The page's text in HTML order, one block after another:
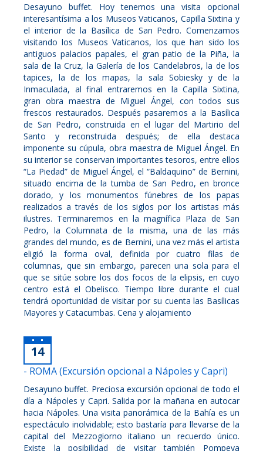
Desayuno buffet. Hoy tenemos una visita opcional
interesantísima a los Museos Vaticanos, Capilla Sixtina y
el interior de la Basílica de San Pedro. Comenzamos
visitando los Museos Vaticanos, los que han sido los
antiguos palacios papales, el gran patio de la Piña, la
sala de la Cruz, la Galería de los Candelabros, la de los
tapices, la de los mapas, la sala Sobiesky y de la
Inmaculada, al final entraremos en la Capilla Sixtina,
gran obra maestra de Miguel Ángel, con todos sus
frescos restaurados. Después pasaremos a la Basílica
de San Pedro, construida en el lugar del Martirio del
Santo y reconstruida después; de ella destaca
imponente su cúpula, obra maestra de Miguel Ángel. En
su interior se conservan importantes tesoros, entre ellos
“La Piedad” de Miguel Ángel, el “Baldaquino” de Bernini,
situado encima de la tumba de San Pedro, en bronce
dorado, y los monumentos fúnebres de los papas
realizados a través de los siglos por los artistas más
ilustres. Terminaremos en la magnífica Plaza de San
Pedro, la Columnata de la misma, una de las más
grandes del mundo, es de Bernini, una vez más el artista
eligió la forma oval, definida por cuatro filas de
columnas, que sin embargo, parecen una sola para el
que se sitúe sobre los dos focos de la elipsis, en cuyo
centro está el Obelisco. Tiempo libre durante el cual
tendrá oportunidad de visitar por su cuenta las Basílicas
Mayores y Catacumbas. Cena y alojamiento
14
- ROMA (Excursión opcional a Nápoles y Capri)
Desayuno buffet. Preciosa excursión opcional de todo el
día a Nápoles y Capri. Salida por la mañana en autocar
hacia Nápoles. Una visita panorámica de la Bahía es un
espectáculo inolvidable; esto bastaría para llevarse de la
capital del Mezzogiorno italiano un recuerdo único.
Existe la posibilidad de visitar también Pompeya